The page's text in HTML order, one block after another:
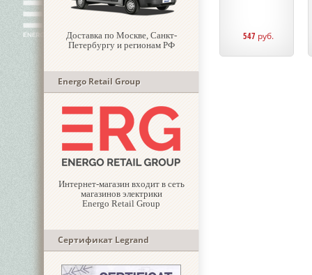
Доставка по Москве, Санкт-
Петербургу и регионам РФ
Energo Retail Group
Интернет-магазин входит в сеть
магазинов электрики
Energo Retail Group
Сертификат Legrand
547 руб.